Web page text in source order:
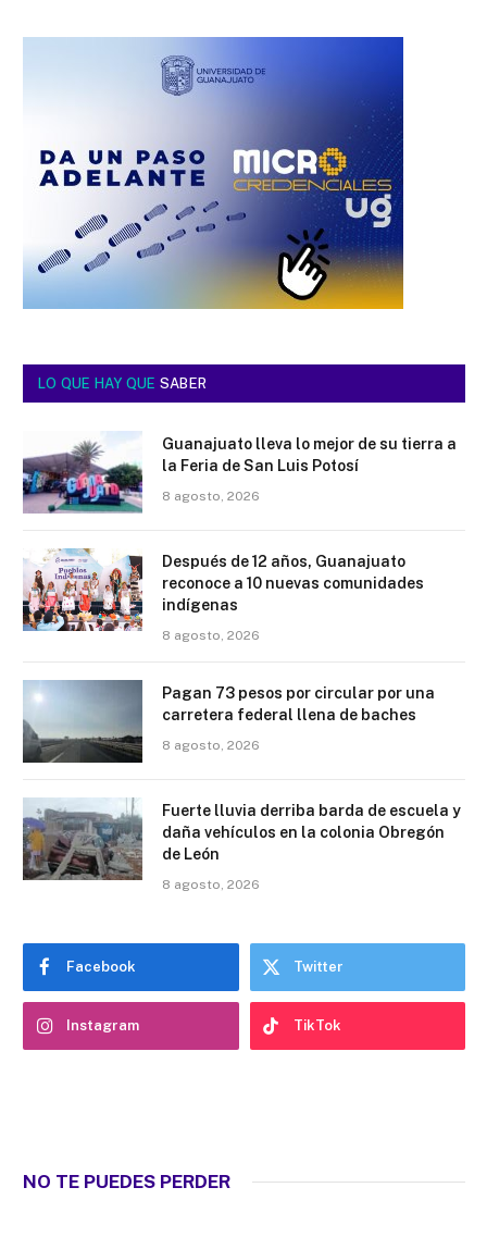
LO QUE HAY QUE SABER
Guanajuato lleva lo mejor de su tierra a
la Feria de San Luis Potosí
8 agosto, 2026
Después de 12 años, Guanajuato
reconoce a 10 nuevas comunidades
indígenas
8 agosto, 2026
Pagan 73 pesos por circular por una
carretera federal llena de baches
8 agosto, 2026
Fuerte lluvia derriba barda de escuela y
daña vehículos en la colonia Obregón
de León
8 agosto, 2026
Facebook Twitter
Instagram TikTok
NO TE PUEDES PERDER